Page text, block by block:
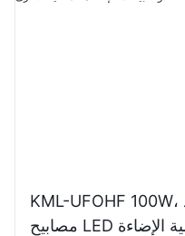
KML-UFOHF 100W، مورد
مصابيح LED عالية الإضاءة